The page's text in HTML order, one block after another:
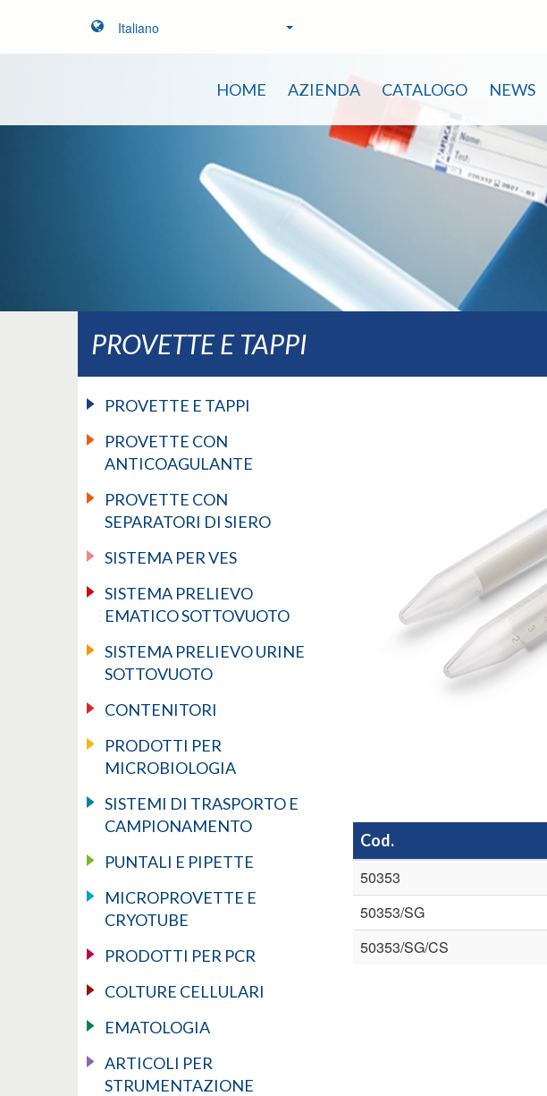
Italiano
HOME AZIENDA CATALOGO NEWS
PROVETTE E TAPPI
PROVETTE E TAPPI
PROVETTE CON
ANTICOAGULANTE
PROVETTE CON
SEPARATORI DI SIERO
SISTEMA PER VES
SISTEMA PRELIEVO
EMATICO SOTTOVUOTO
SISTEMA PRELIEVO URINE
SOTTOVUOTO
CONTENITORI
PRODOTTI PER
MICROBIOLOGIA
SISTEMI DI TRASPORTO E
CAMPIONAMENTO
PUNTALI E PIPETTE
MICROPROVETTE E
CRYOTUBE
PRODOTTI PER PCR
COLTURE CELLULARI
EMATOLOGIA
ARTICOLI PER
STRUMENTAZIONE
Cod.
50353
50353/SG
50353/SG/CS